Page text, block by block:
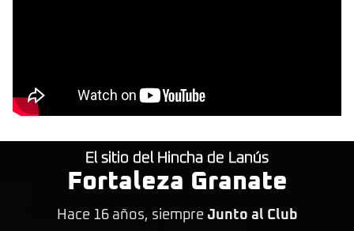
El sitio del Hincha de Lanús
Fortaleza Granate
Hace 16 años, siempre Junto al Club